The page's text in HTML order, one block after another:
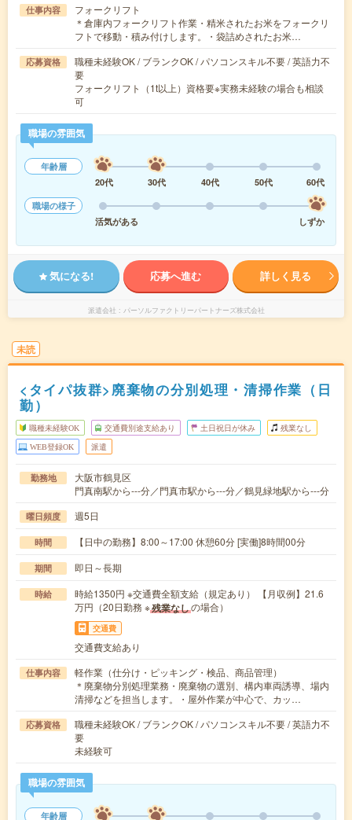
仕事内容
フォークリフト
＊倉庫内フォークリフト作業・精米されたお米をフォークリ
フトで移動・積み付けします。・袋詰めされたお米…
応募資格
職種未経験OK / ブランクOK / パソコンスキル不要 / 英語力不
要
フォークリフト（1t以上）資格要※実務未経験の場合も相談
可
職場の雰囲気
年齢層
20代
30代 40代 50代
60代
職場の様子
活気がある
しずか
気になる! 応募へ進む 詳しく見る
派遣会社 パーソルファクトリーパートナーズ株式会社
未読
<タイパ抜群>廃棄物の分別処理・清掃作業（日
勤）
職種未経験OK 交通費別途支給あり 土日祝日が休み 残業なし
WEB登録OK 派遣
勤務地
大阪市鶴見区
門真南駅から---分／門真市駅から---分／鶴見緑地駅から---分
曜日頻度 週5日
時間 【日中の勤務】8:00～17:00 休憩60分 [実働]8時間00分
期間 即日～長期
時給
時給1350円 ※交通費全額支給（規定あり） 【月収例】21.6
万円（20日勤務 ※残業なしの場合）
交通費
交通費支給あり
仕事内容
軽作業（仕分け・ピッキング・検品、商品管理）
＊廃棄物分別処理業務・廃棄物の選別、構内車両誘導、場内
清掃などを担当します。・屋外作業が中心で、カッ…
応募資格
職種未経験OK / ブランクOK / パソコンスキル不要 / 英語力不
要
未経験可
職場の雰囲気
年齢層